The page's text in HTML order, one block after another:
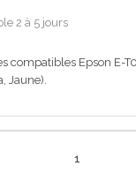
2 à 5 jours
compatibles Epson E-
Jaune).